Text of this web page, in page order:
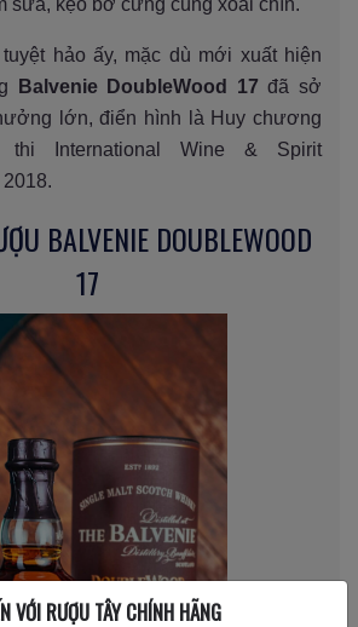
sữa, kẹo bơ cứng cùng xoài chín.
hảo ấy, mặc dù mới xuất hiện
Balvenie DoubleWood 17đã sở
lớn, điển hình là Huy chương
International Wine & Spirit
BALVENIE DOUBLEWOOD
17
VỚI RƯỢU TÂY CHÍNH HÃNG